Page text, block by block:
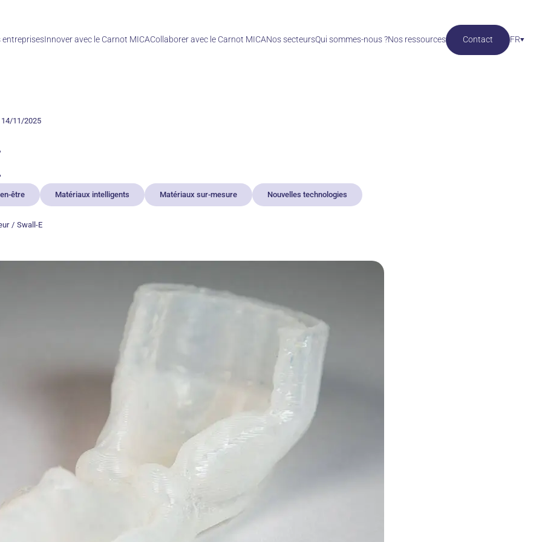
entreprisesInnover avec le Carnot MICACollaborer avec le Carnot MICANos secteursQui sommes-nous ?Nos ressources Contact FR
14/11/2025
être Matériaux intelligents Matériaux sur-mesure Nouvelles technologies
Swall-E